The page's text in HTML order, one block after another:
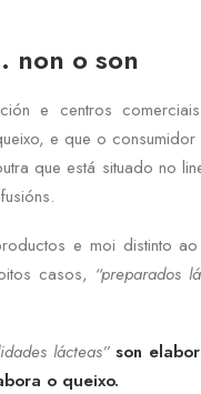
non o son
e centros
e que o
que está situado no
e moi distinto
casos, “preparados
lácteas” son
o queixo.